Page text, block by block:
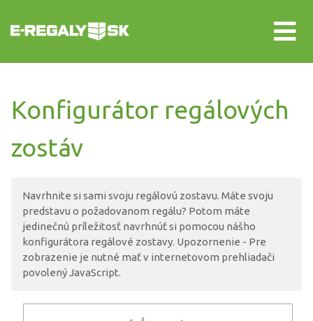
Konfigurátor regálových
zostáv
Navrhnite si sami svoju regálovú zostavu. Máte svoju
predstavu o požadovanom regálu? Potom máte
jedinečnú príležitosť navrhnúť si pomocou nášho
konfigurátora regálové zostavy. Upozornenie - Pre
zobrazenie je nutné mať v internetovom prehliadači
povolený JavaScript.